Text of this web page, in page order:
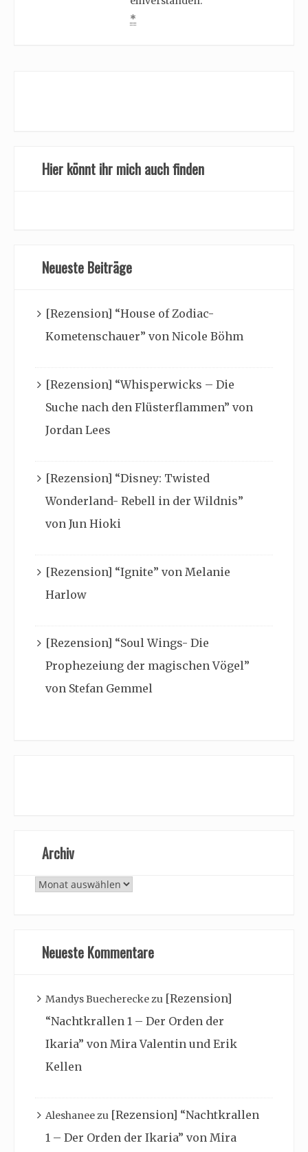
*
Hier könnt ihr mich auch finden
Neueste Beiträge
[Rezension] “House of Zodiac-
Kometenschauer” von Nicole Böhm
[Rezension] “Whisperwicks – Die
Suche nach den Flüsterflammen” von
Jordan Lees
[Rezension] “Disney: Twisted
Wonderland- Rebell in der Wildnis”
von Jun Hioki
[Rezension] “Ignite” von Melanie
Harlow
[Rezension] “Soul Wings- Die
Prophezeiung der magischen Vögel”
von Stefan Gemmel
Archiv
Archiv
Neueste Kommentare
Mandys Buechereckezu [Rezension]
“Nachtkrallen 1 – Der Orden der
Ikaria” von Mira Valentin und Erik
Kellen
Aleshaneezu [Rezension] “Nachtkrallen
1 – Der Orden der Ikaria” von Mira